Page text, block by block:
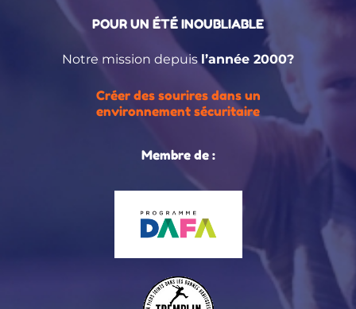
POUR UN ÉTÉ INOUBLIABLE
Notre mission depuis l’année 2000?
Créer des sourires dans un
environnement sécuritaire
Membre de :